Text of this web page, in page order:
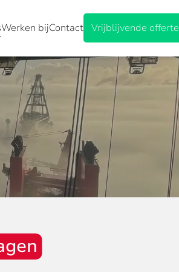
Werken bijContact Vrijblijvende offerte